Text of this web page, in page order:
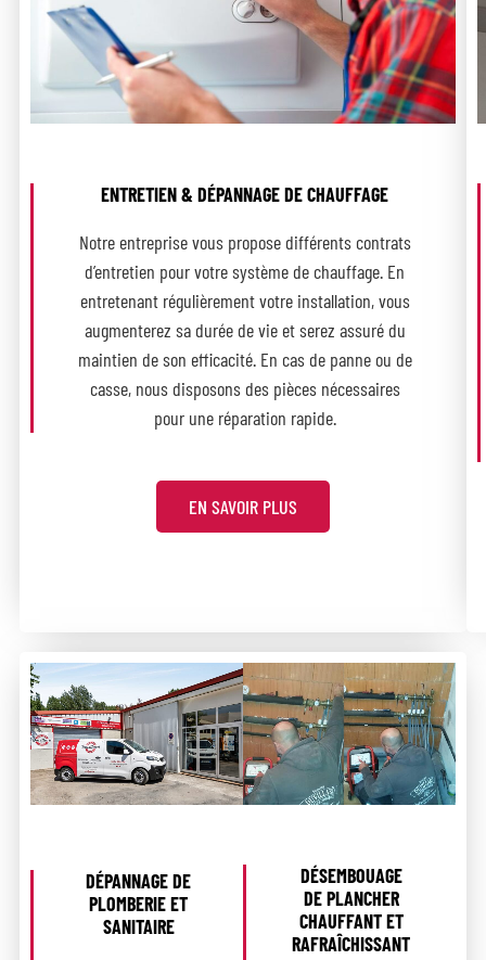
ENTRETIEN & DÉPANNAGE DE CHAUFFAGE
Notre entreprise vous propose différents contrats
d’entretien pour votre système de chauffage. En
entretenant régulièrement votre installation, vous
augmenterez sa durée de vie et serez assuré du
maintien de son efficacité. En cas de panne ou de
casse, nous disposons des pièces nécessaires
pour une réparation rapide.
EN SAVOIR PLUS
DÉPANNAGE DE
PLOMBERIE ET
SANITAIRE
DÉSEMBOUAGE
DE PLANCHER
CHAUFFANT ET
RAFRAÎCHISSANT